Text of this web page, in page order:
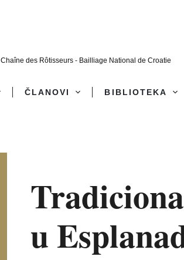
Chaîne des Rôtisseurs - Bailliage National de Croatie
ČLANOVI BIBLIOTEKA
u